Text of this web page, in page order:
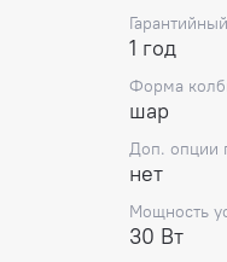
1 год
Форма
шар
Доп. опции
нет
Мощность
30 Вт